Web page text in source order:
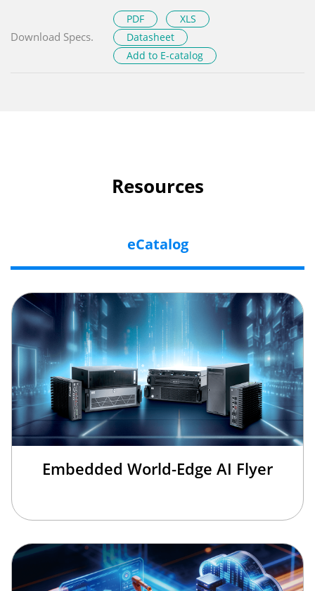
Download Specs.
PDF
XLS
Datasheet
Add to E-catalog
Resources
eCatalog
Embedded World-Edge AI Flyer